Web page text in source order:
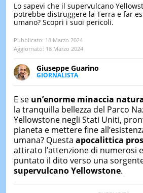
Lo sapevi che il supervulcano
potrebbe distruggere la Terra e far
umano? Scopri i suoi pericoli.
Pubblicato: 18 Marzo 2024
Aggiornato: 18 Marzo 2024
Giuseppe Guarino
GIORNALISTA
Ph(D) in Diritto Comparato e
integrazione e attivo nel
particolare sulla Storia
Latina e Spagna. Collabora
è presidente dell'Associazione
Biblioteca del Sannio".
E se un’enorme minaccia
la tranquilla bellezza del Parco
Yellowstone negli Stati Uniti,
pianeta e mettere fine
umana? Questa apocalittica
attirato l’attenzione di numerosi
puntato il dito verso una
supervulcano Yellowstone.